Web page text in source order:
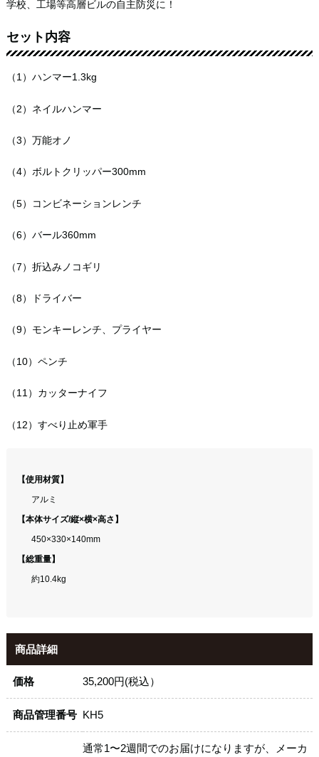
学校、工場等高層ビルの自主防災に！
セット内容
（1）ハンマー1.3kg
（2）ネイルハンマー
（3）万能オノ
（4）ボルトクリッパー300mm
（5）コンビネーションレンチ
（6）バール360mm
（7）折込みノコギリ
（8）ドライバー
（9）モンキーレンチ、プライヤー
（10）ペンチ
（11）カッターナイフ
（12）すべり止め軍手
【使用材質】
アルミ
【本体サイズ/縦×横×高さ】
450×330×140mm
【総重量】
約10.4kg
商品詳細
価格 35,200円(税込）
商品管理番号 KH5
通常1〜2週間でのお届けになりますが、メーカ